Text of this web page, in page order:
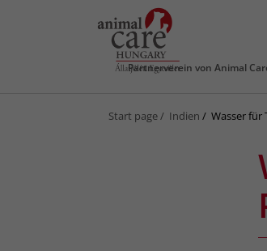
Partnerverein von Animal
Start page Indien Wasser für